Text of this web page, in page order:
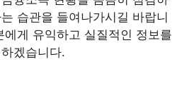
습관을 들여나가시길 바랍니
에게 유익하고 실질적인 정보를
겠습니다.